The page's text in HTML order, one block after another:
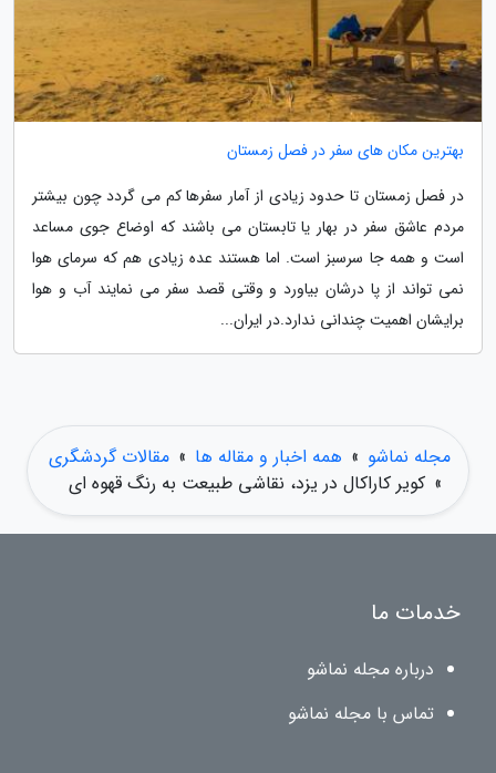
بهترین مکان های سفر در فصل زمستان
در فصل زمستان تا حدود زیادی از آمار سفرها کم می گردد چون بیشتر
مردم عاشق سفر در بهار یا تابستان می باشند که اوضاع جوی مساعد
است و همه جا سرسبز است. اما هستند عده زیادی هم که سرمای هوا
نمی تواند از پا درشان بیاورد و وقتی قصد سفر می نمایند آب و هوا
برایشان اهمیت چندانی ندارد.در ایران...
مجله نماشو » همه اخبار و مقاله ها » مقالات گردشگری
» کویر کاراکال در یزد، نقاشی طبیعت به رنگ قهوه ای
خدمات ما
درباره مجله نماشو
تماس با مجله نماشو